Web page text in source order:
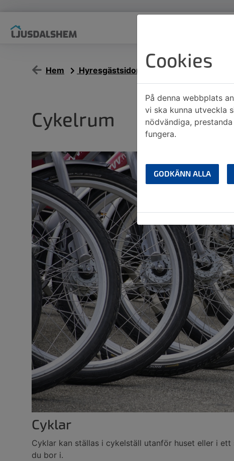
Hem Hyresgästsidor Cykelrum
Cykelrum
Cyklar
Cyklar kan ställas i cykelställ utanför huset eller i
du bor i.
Cookies
På denna webbplats
vi ska kunna utveckla
nödvändiga,
fungera.
GODKÄNN ALLA